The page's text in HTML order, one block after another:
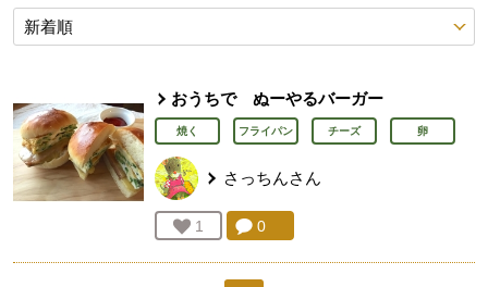
投稿レシピ
おうちで ぬーやるバーガー
焼く フライパン チーズ 卵
さっちんさん
お気に入り登録：
1 人が登録コメント：
0